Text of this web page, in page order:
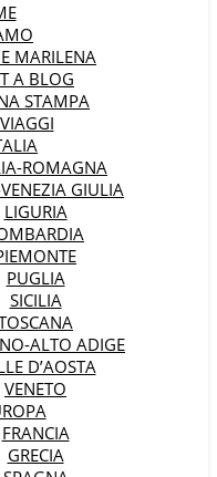
MARILENA
A BLOG
STAMPA
ROMAGNA
GIULIA
LIGURIA
PUGLIA
SICILIA
ALTO ADIGE
D’AOSTA
VENETO
FRANCIA
GRECIA